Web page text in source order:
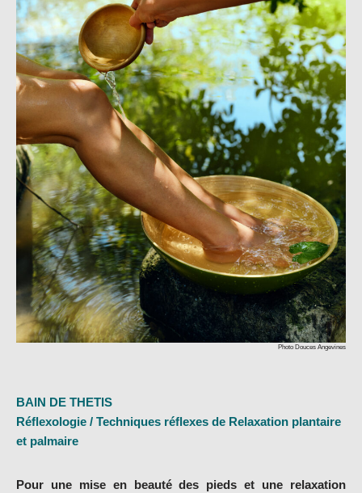
Photo Douces Angevines
BAIN DE THETIS
Réflexologie / Techniques réflexes de Relaxation plantaire
et palmaire
Pour une mise en beauté des pieds et une relaxation